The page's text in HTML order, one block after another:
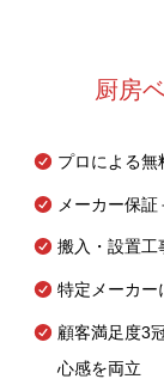
厨房
プロによる無
メーカー保
搬入・設置工
特定メーカー
顧客満足度3
心感を両立